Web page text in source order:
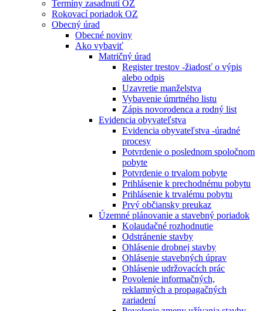
Termíny zasadnutí OZ
Rokovací poriadok OZ
Obecný úrad
Obecné noviny
Ako vybaviť
Matričný úrad
Register trestov -žiadosť o výpis
alebo odpis
Uzavretie manželstva
Vybavenie úmrtného listu
Zápis novorodenca a rodný list
Evidencia obyvateľstva
Evidencia obyvateľstva -úradné
procesy
Potvrdenie o poslednom spoločnom
pobyte
Potvrdenie o trvalom pobyte
Prihlásenie k prechodnému pobytu
Prihlásenie k trvalému pobytu
Prvý občiansky preukaz
Územné plánovanie a stavebný poriadok
Kolaudačné rozhodnutie
Odstránenie stavby
Ohlásenie drobnej stavby
Ohlásenie stavebných úprav
Ohlásenie udržovacích prác
Povolenie informačných,
reklamných a propagačných
zariadení